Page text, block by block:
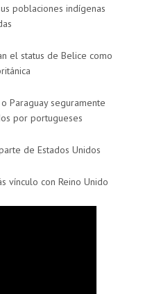
poblaciones indígenas
el status de Belice como
Paraguay seguramente
por portugueses
de Estados Unidos
vínculo con Reino Unido